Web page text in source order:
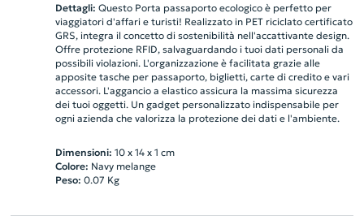
Dettagli: Questo Porta passaporto ecologico è perfetto per
viaggiatori d'affari e turisti! Realizzato in PET riciclato certificato
GRS, integra il concetto di sostenibilità nell'accattivante design.
Offre protezione RFID, salvaguardando i tuoi dati personali da
possibili violazioni. L'organizzazione è facilitata grazie alle
apposite tasche per passaporto, biglietti, carte di credito e vari
accessori. L'aggancio a elastico assicura la massima sicurezza
dei tuoi oggetti. Un gadget personalizzato indispensabile per
ogni azienda che valorizza la protezione dei dati e l'ambiente.
Dimensioni: 10 x 14 x 1 cm
Colore: Navy melange
Peso: 0.07 Kg